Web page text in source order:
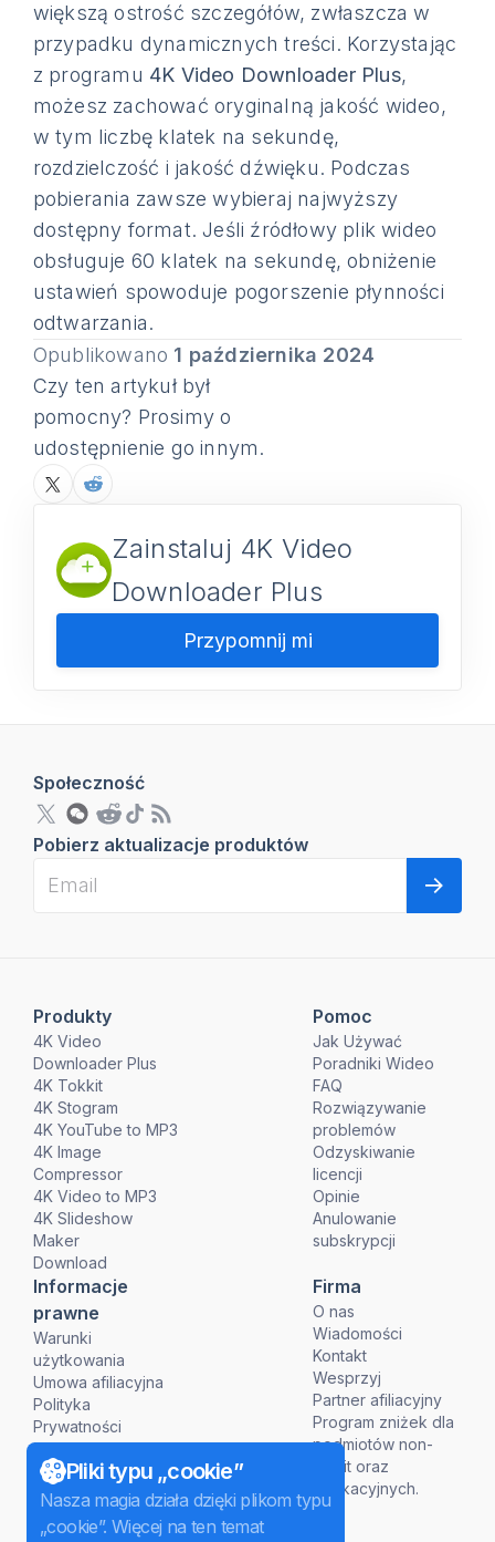
większą ostrość szczegółów, zwłaszcza w
przypadku dynamicznych treści. Korzystając
z programu 4K Video Downloader Plus,
możesz zachować oryginalną jakość wideo,
w tym liczbę klatek na sekundę,
rozdzielczość i jakość dźwięku. Podczas
pobierania zawsze wybieraj najwyższy
dostępny format. Jeśli źródłowy plik wideo
obsługuje 60 klatek na sekundę, obniżenie
ustawień spowoduje pogorszenie płynności
odtwarzania.
Opublikowano 1 października 2024
Czy ten artykuł był
pomocny? Prosimy o
udostępnienie go innym.
Zainstaluj 4K Video
Downloader Plus
Przypomnij mi
Produkty
4K Video
Downloader Plus
4K Tokkit
4K Stogram
4K YouTube to MP3
4K Image
Compressor
4K Video to MP3
4K Slideshow
Maker
Download
Pomoc
Jak Używać
Poradniki Wideo
FAQ
Rozwiązywanie
problemów
Odzyskiwanie
licencji
Opinie
Anulowanie
subskrypcji
Informacje
prawne
Warunki
użytkowania
Umowa afiliacyjna
Polityka
Prywatności
Polityka Refundacji
Firma
O nas
Wiadomości
Kontakt
Wesprzyj
Partner afiliacyjny
Program zniżek dla
podmiotów non-
profit oraz
edukacyjnych.
Społeczność
Pobierz aktualizacje produktów
Pliki typu „cookie”
Nasza magia działa dzięki plikom typu
„cookie”. Więcej na ten temat